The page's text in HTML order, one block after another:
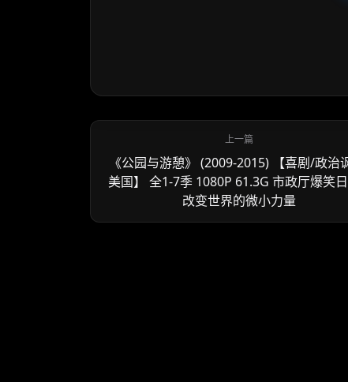
《公园与游憩》 (2009-2015) 【喜剧/政治
美国】 全1-7季 1080P 61.3G 市政厅爆笑
改变世界的微小力量